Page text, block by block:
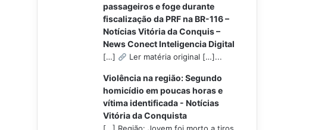
passageiros e foge durante
fiscalização da PRF na BR-116 –
Notícias Vitória da Conquis –
News Conect Inteligencia Digital
[…] Ler matéria original […]...
Violência na região: Segundo
homicídio em poucas horas e
vítima identificada - Notícias
Vitória da Conquista